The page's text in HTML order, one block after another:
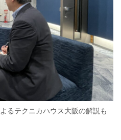
るテクニカハウス大阪の解説も